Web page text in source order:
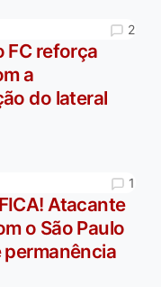
2
FC reforça
a
do lateral
1
Atacante
o São Paulo
permanência